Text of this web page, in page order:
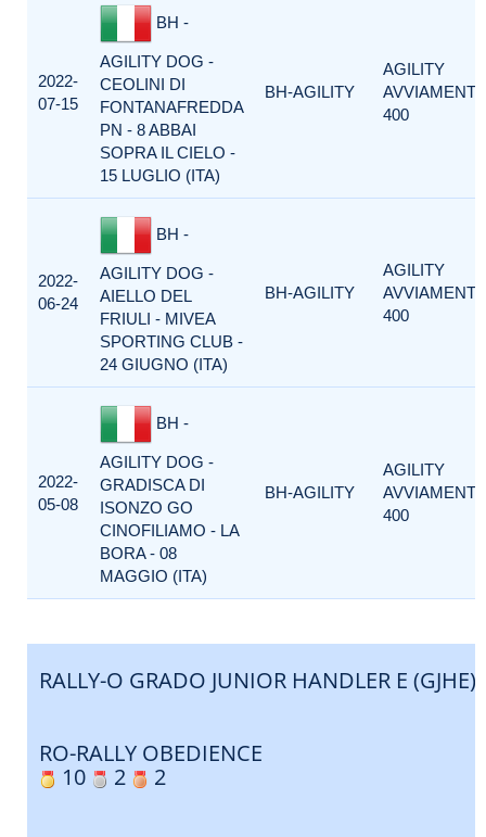
2022-
07-15
BH -
AGILITY DOG -
CEOLINI DI
FONTANAFREDDA
PN - 8 ABBAI
SOPRA IL CIELO -
15 LUGLIO (ITA)
BH-AGILITY
AGILITY
400
2022-
06-24
BH -
AGILITY DOG -
AIELLO DEL
FRIULI - MIVEA
SPORTING CLUB -
24 GIUGNO (ITA)
BH-AGILITY
AGILITY
400
2022-
05-08
BH -
AGILITY DOG -
GRADISCA DI
ISONZO GO
CINOFILIAMO - LA
BORA - 08
MAGGIO (ITA)
BH-AGILITY
AGILITY
400
RALLY-O GRADO JUNIOR HANDLER E (GJHE)
RO-RALLY OBEDIENCE
10
2 2